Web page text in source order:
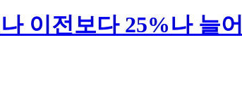
이전보다 25%나 늘어